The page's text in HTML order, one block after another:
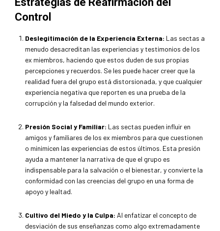
Control
Deslegitimación de la Experiencia Externa: Las sectas a
menudo desacreditan las experiencias y testimonios de los
ex miembros, haciendo que estos duden de sus propias
percepciones y recuerdos. Se les puede hacer creer que la
realidad fuera del grupo está distorsionada, y que cualquier
experiencia negativa que reporten es una prueba de la
corrupción y la falsedad del mundo exterior.
Presión Social y Familiar: Las sectas pueden influir en
amigos y familiares de los ex miembros para que cuestionen
o minimicen las experiencias de estos últimos. Esta presión
ayuda a mantener la narrativa de que el grupo es
indispensable para la salvación o el bienestar, y convierte la
conformidad con las creencias del grupo en una forma de
apoyo y lealtad.
Cultivo del Miedo y la Culpa: Al enfatizar el concepto de
desviación de sus enseñanzas como algo extremadamente